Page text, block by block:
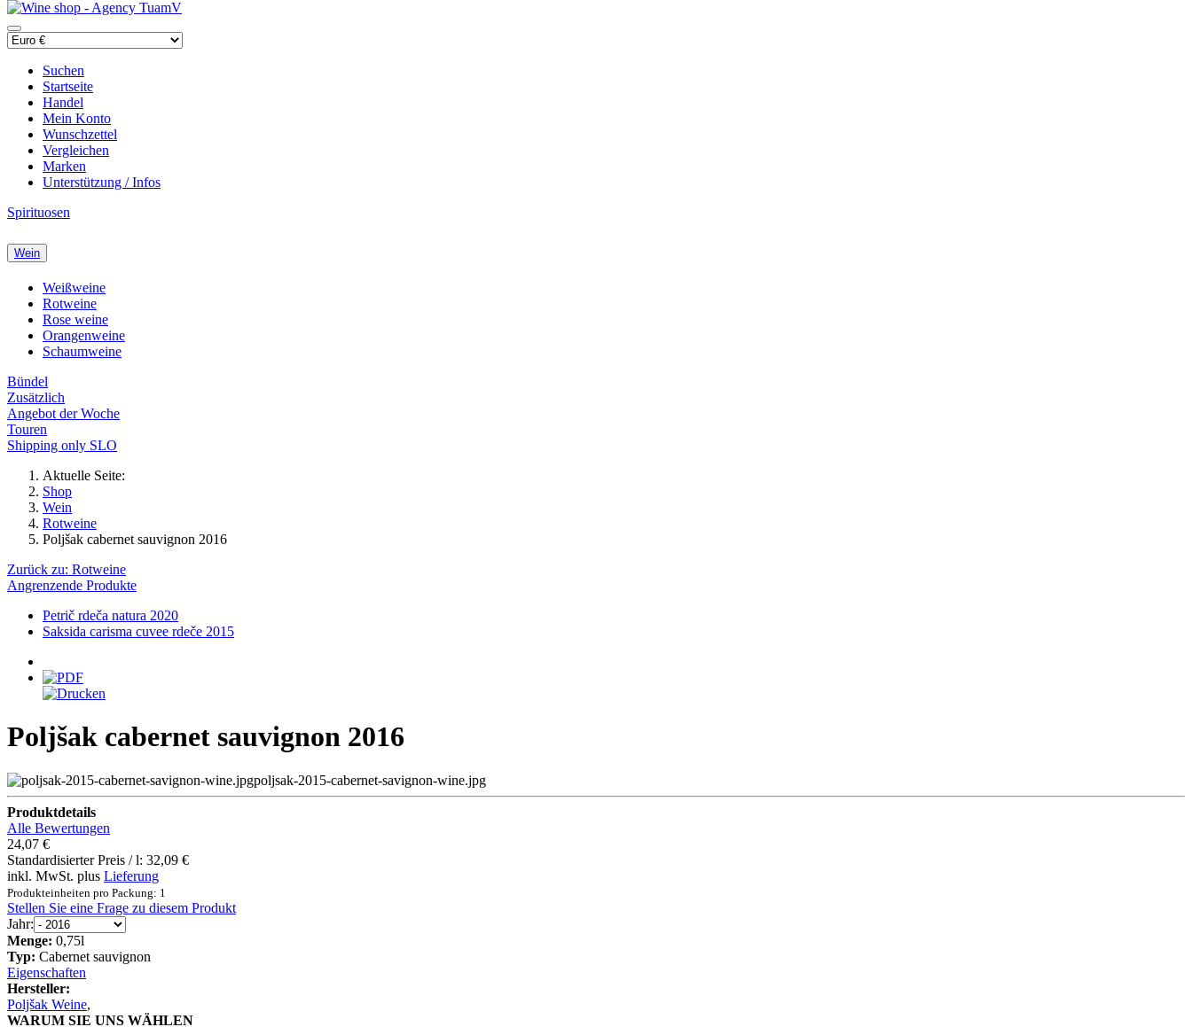
Suchen
Startseite
Handel
Mein Konto
Wunschzettel
Vergleichen
Marken
Unterstützung / Infos
Spirituosen
Wein
Weißweine
Rotweine
Rose weine
Orangenweine
Schaumweine
Bündel
Zusätzlich
Angebot der Woche
Touren
Shipping only SLO
Aktuelle Seite:
Shop
Wein
Rotweine
Poljšak cabernet sauvignon 2016
Zurück zu: Rotweine
Angrenzende Produkte
Petrič rdeča natura 2020
Saksida carisma cuvee rdeče 2015
Poljšak cabernet sauvignon 2016
poljsak-2015-cabernet-savignon-wine.jpg
Produktdetails
Alle Bewertungen
24,07 €
Standardisierter Preis / l: 32,09 €
inkl. MwSt. plus Lieferung
Produkteinheiten pro Packung: 1
Stellen Sie eine Frage zu diesem Produkt
Jahr:
Menge: 0,75l
Typ: Cabernet sauvignon
Eigenschaften
Hersteller:
Poljšak Weine,
WARUM SIE UNS WÄHLEN